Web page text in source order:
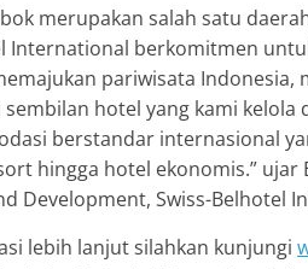
merupakan salah satu
International berkomitmen
pariwisata Indonesia,
hotel yang kami kelola
berstandar internasional
hingga hotel ekonomis.”
Development, Swiss-Belhotel
lebih lanjut silahkan kunjungi